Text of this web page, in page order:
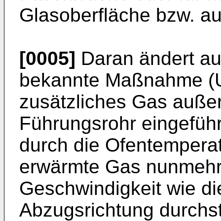
Glasoberfläche bzw.
[0005] Daran ändert
bekannte Maßnahme
zusätzliches Gas
Führungsrohr
durch die
erwärmte Gas
Geschwindigkeit wie
Abzugsrichtung